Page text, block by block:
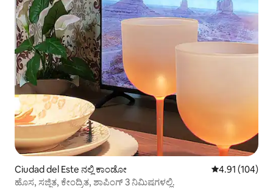
Ciudad del Este ನಲ್ಲಿ ಕಾಂಡೋ 5 ರಲ್ಲಿ 4.91
4.91 (104)
ಹೊಸ, ಸಜ್ಜಿತ, ಕೇಂದ್ರಿತ, ಶಾಪಿಂಗ್ 3 ನಿಮಿಷಗಳಲ್ಲಿ.